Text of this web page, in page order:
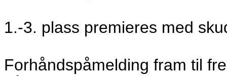
1.-3. plass premieres med
Forhåndspåmelding fram til